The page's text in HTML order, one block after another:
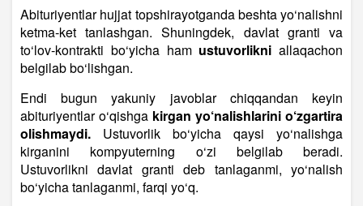
Abituriyentlar hujjat topshirayotganda beshta yo‘nalishni
ketma-ket tanlashgan. Shuningdek, davlat granti va
to‘lov-kontrakti bo‘yicha ham ustuvorlikni allaqachon
belgilab bo‘lishgan.
Endi bugun yakuniy javoblar chiqqandan keyin
abituriyentlar o‘qishga kirgan yo‘nalishlarini o‘zgartira
olishmaydi. Ustuvorlik bo‘yicha qaysi yo‘nalishga
kirganini kompyuterning o‘zi belgilab beradi.
Ustuvorlikni davlat granti deb tanlaganmi, yo‘nalish
bo‘yicha tanlaganmi, farqi yo‘q.